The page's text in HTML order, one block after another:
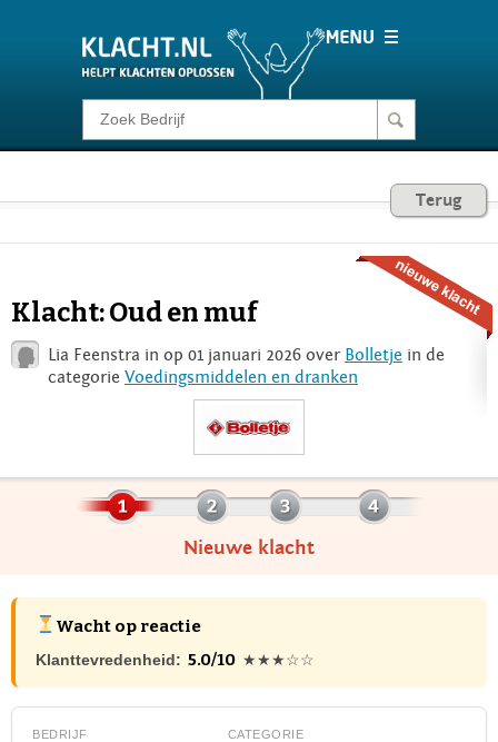
Klacht melden
Consumentenrecht Terug
Klacht: Oud en muf
Lia Feenstra in op 01 januari 2026 over Bolletje in de
categorie Voedingsmiddelen en dranken
Nieuwe klacht
Wacht op reactie
Klanttevredenheid: 5.0/10 ★★★☆☆
BEDRIJF CATEGORIE